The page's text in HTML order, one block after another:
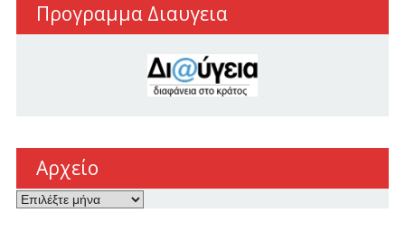
Προγραμμα Διαυγεια
Αρχείο
Αρχείο